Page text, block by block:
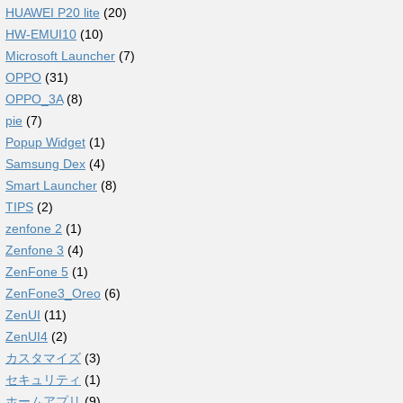
HUAWEI P20 lite (20)
HW-EMUI10 (10)
Microsoft Launcher (7)
OPPO (31)
OPPO_3A(8)
pie (7)
Popup Widget (1)
Samsung Dex (4)
Smart Launcher (8)
TIPS (2)
zenfone 2 (1)
Zenfone 3 (4)
ZenFone 5 (1)
ZenFone3_Oreo (6)
ZenUI (11)
ZenUI4 (2)
カスタマイズ (3)
セキュリティ (1)